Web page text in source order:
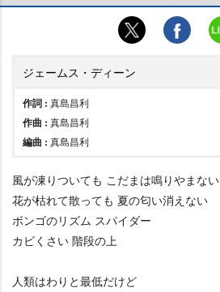
ジェームス・ディーン
作詞 : 真島昌利
作曲 : 真島昌利
編曲 : 真島昌利
風が凍りついても こだまは鳴りやまない
花が枯れて散っても 夏の匂い消えない
ボンゴのリズム スパイダー
カビくさい 階段の上
人類はわりと最低だけど